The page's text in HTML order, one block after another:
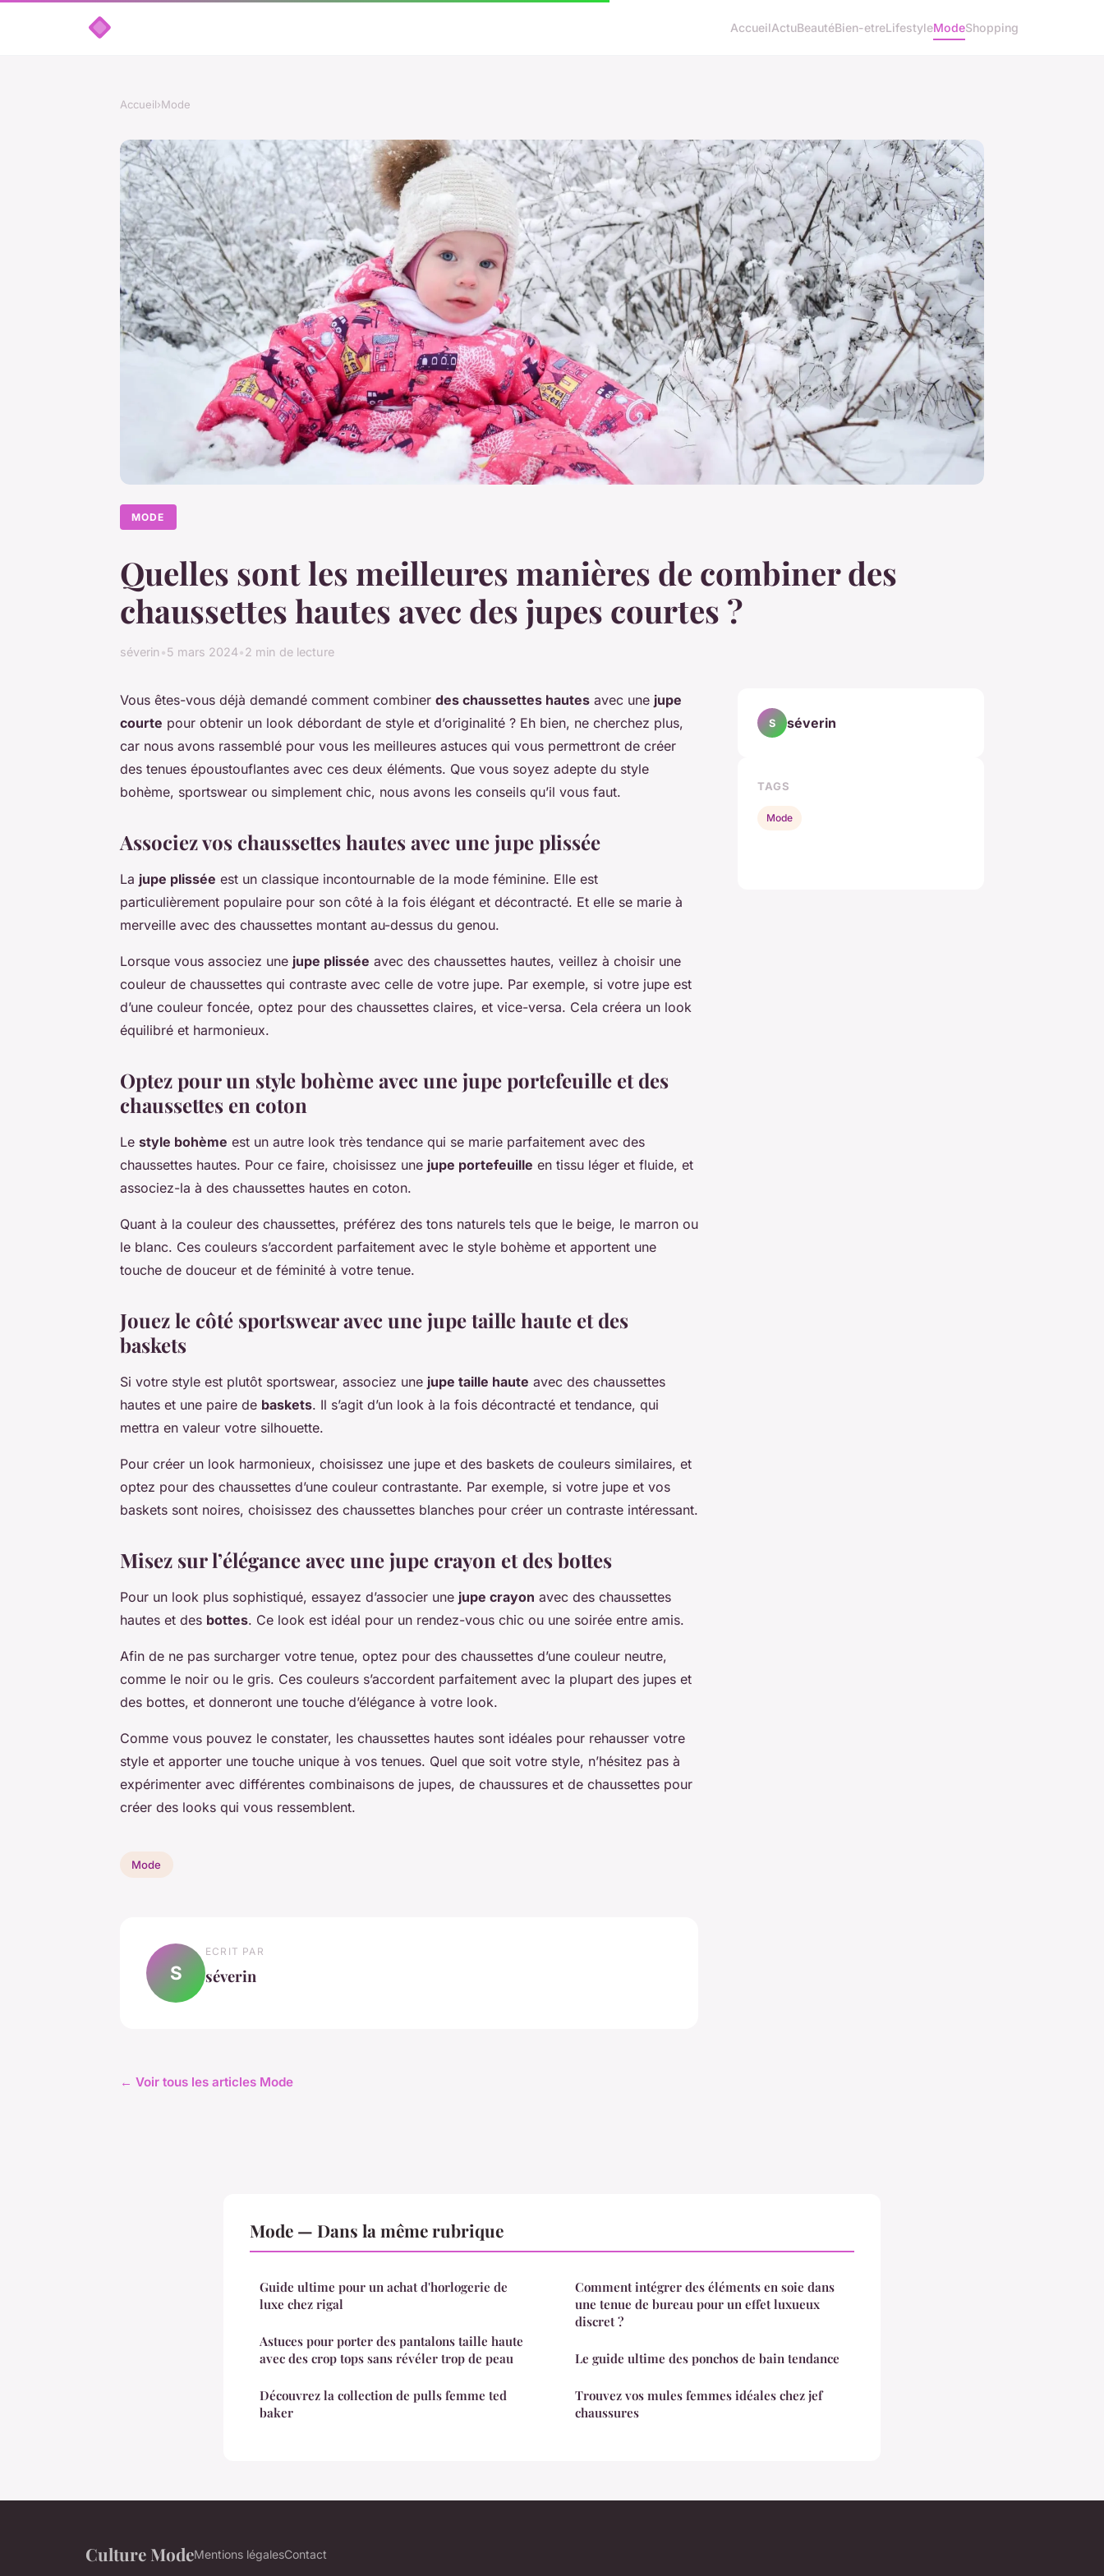
AccueilActuBeautéBien-etreLifestyleModeShopping
Accueil›Mode
MODE
Quelles sont les meilleures manières de combiner des
chaussettes hautes avec des jupes courtes ?
séverin•5 mars 2024•2 min de lecture
Vous êtes-vous déjà demandé comment combiner des chaussettes hautes avec une jupe
courte pour obtenir un look débordant de style et d’originalité ? Eh bien, ne cherchez plus,
car nous avons rassemblé pour vous les meilleures astuces qui vous permettront de créer
des tenues époustouflantes avec ces deux éléments. Que vous soyez adepte du style
bohème, sportswear ou simplement chic, nous avons les conseils qu’il vous faut.
Associez vos chaussettes hautes avec une jupe plissée
La jupe plissée est un classique incontournable de la mode féminine. Elle est
particulièrement populaire pour son côté à la fois élégant et décontracté. Et elle se marie à
merveille avec des chaussettes montant au-dessus du genou.
Lorsque vous associez une jupe plissée avec des chaussettes hautes, veillez à choisir une
couleur de chaussettes qui contraste avec celle de votre jupe. Par exemple, si votre jupe est
d’une couleur foncée, optez pour des chaussettes claires, et vice-versa. Cela créera un look
équilibré et harmonieux.
Optez pour un style bohème avec une jupe portefeuille et des
chaussettes en coton
Le style bohème est un autre look très tendance qui se marie parfaitement avec des
chaussettes hautes. Pour ce faire, choisissez une jupe portefeuille en tissu léger et fluide, et
associez-la à des chaussettes hautes en coton.
Quant à la couleur des chaussettes, préférez des tons naturels tels que le beige, le marron ou
le blanc. Ces couleurs s’accordent parfaitement avec le style bohème et apportent une
touche de douceur et de féminité à votre tenue.
Jouez le côté sportswear avec une jupe taille haute et des
baskets
Si votre style est plutôt sportswear, associez une jupe taille haute avec des chaussettes
hautes et une paire de baskets. Il s’agit d’un look à la fois décontracté et tendance, qui
mettra en valeur votre silhouette.
Pour créer un look harmonieux, choisissez une jupe et des baskets de couleurs similaires, et
optez pour des chaussettes d’une couleur contrastante. Par exemple, si votre jupe et vos
baskets sont noires, choisissez des chaussettes blanches pour créer un contraste intéressant.
Misez sur l’élégance avec une jupe crayon et des bottes
Pour un look plus sophistiqué, essayez d’associer une jupe crayon avec des chaussettes
hautes et des bottes. Ce look est idéal pour un rendez-vous chic ou une soirée entre amis.
Afin de ne pas surcharger votre tenue, optez pour des chaussettes d’une couleur neutre,
comme le noir ou le gris. Ces couleurs s’accordent parfaitement avec la plupart des jupes et
des bottes, et donneront une touche d’élégance à votre look.
Comme vous pouvez le constater, les chaussettes hautes sont idéales pour rehausser votre
style et apporter une touche unique à vos tenues. Quel que soit votre style, n’hésitez pas à
expérimenter avec différentes combinaisons de jupes, de chaussures et de chaussettes pour
créer des looks qui vous ressemblent.
Mode
S
ECRIT PAR
séverin
← Voir tous les articles Mode
S séverin
TAGS
Mode
Mode — Dans la même rubrique
Guide ultime pour un achat d'horlogerie de
luxe chez rigal
Astuces pour porter des pantalons taille haute
avec des crop tops sans révéler trop de peau
Découvrez la collection de pulls femme ted
baker
Comment intégrer des éléments en soie dans
une tenue de bureau pour un effet luxueux
discret ?
Le guide ultime des ponchos de bain tendance
Trouvez vos mules femmes idéales chez jef
chaussures
Culture ModeMentions légalesContact